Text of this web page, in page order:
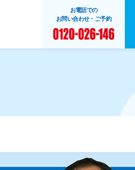
お電話での
お問い合わせ・ご予約